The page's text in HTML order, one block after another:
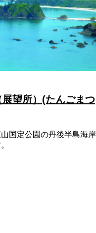
望所）(たんごまつ
国定公園の丹後半島海岸